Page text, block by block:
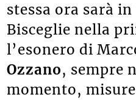
stessa ora sarà
Bisceglie nella
l’esonero di
Ozzano, sempre
momento,